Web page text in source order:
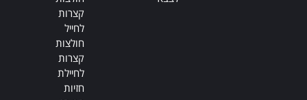
קצרות
לחייל
חולצות
קצרות
לחיילת
חזיות